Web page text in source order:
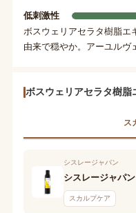
低刺激性
ボスウェリアセラタ樹脂エ
由来で穏やか。アーユルヴ
ボスウェリアセラタ樹
ス
シスレージャパン
スカルプケア